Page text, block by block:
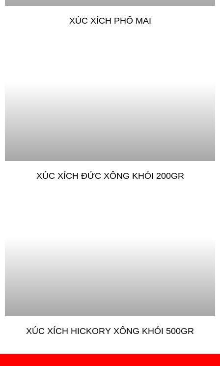
XÚC XÍCH PHÔ MAI
XÚC XÍCH ĐỨC XÔNG KHÓI 200GR
XÚC XÍCH HICKORY XÔNG KHÓI 500GR